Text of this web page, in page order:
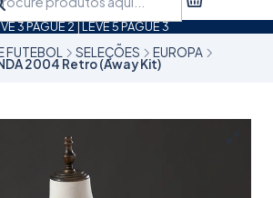
3 PAGUE 2 | LEVE 5 PAGUE 3
FUTEBOL SELEÇÕES EUROPA
2004 Retro (Away Kit)